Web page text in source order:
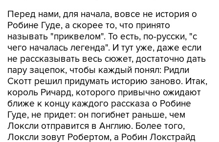
Перед нами, для начала, вовсе не история о
Робине Гуде, а скорее то, что принято
называть "приквелом". То есть, по-русски, "с
чего началась легенда". И тут уже, даже если
не рассказывать весь сюжет, достаточно дать
пару зацепок, чтобы каждый понял: Ридли
Скотт решил придумать историю заново. Итак,
король Ричард, которого привычно ожидают
ближе к концу каждого рассказа о Робине
Гуде, не придет: он погибнет раньше, чем
Локсли отправится в Англию. Более того,
Локсли зовут Робертом, а Робин Локстрайд